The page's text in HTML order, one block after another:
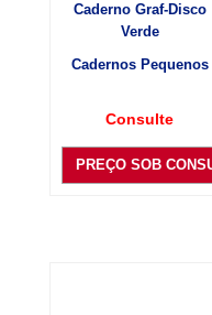
Caderno Graf-Disco
Verde
Cadernos Pequenos
Consulte
PREÇO SOB